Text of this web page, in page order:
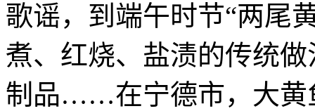
歌谣，到端午时节“两尾
煮、红烧、盐渍的传统
制品……在宁德市，大黄